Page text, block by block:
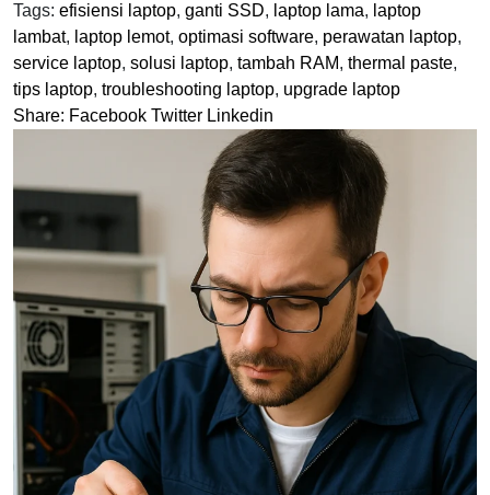
Tags: efisiensi laptop, ganti SSD, laptop lama, laptop
lambat, laptop lemot, optimasi software, perawatan laptop,
service laptop, solusi laptop, tambah RAM, thermal paste,
tips laptop, troubleshooting laptop, upgrade laptop
Share: Facebook Twitter Linkedin